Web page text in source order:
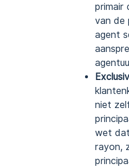
primair
van de
agent
niet
wet
rayon,